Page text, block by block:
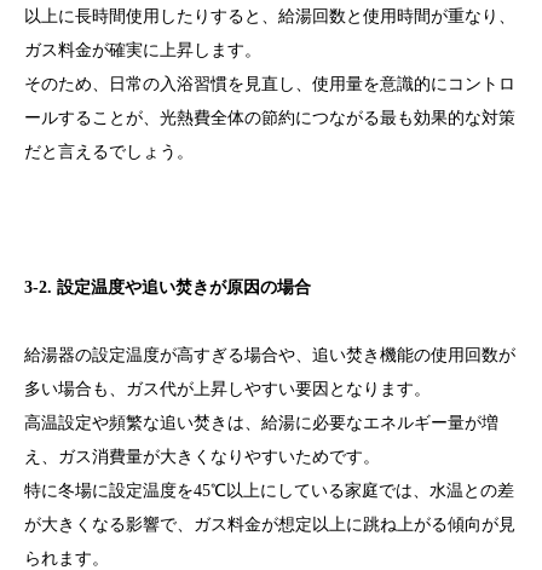
以上に長時間使用したりすると、給湯回数と使用時間が重なり、
ガス料金が確実に上昇します。
そのため、日常の入浴習慣を見直し、使用量を意識的にコントロ
ールすることが、光熱費全体の節約につながる最も効果的な対策
だと言えるでしょう。
3-2. 設定温度や追い焚きが原因の場合
給湯器の設定温度が高すぎる場合や、追い焚き機能の使用回数が
多い場合も、ガス代が上昇しやすい要因となります。
高温設定や頻繁な追い焚きは、給湯に必要なエネルギー量が増
え、ガス消費量が大きくなりやすいためです。
特に冬場に設定温度を45℃以上にしている家庭では、水温との差
が大きくなる影響で、ガス料金が想定以上に跳ね上がる傾向が見
られます。